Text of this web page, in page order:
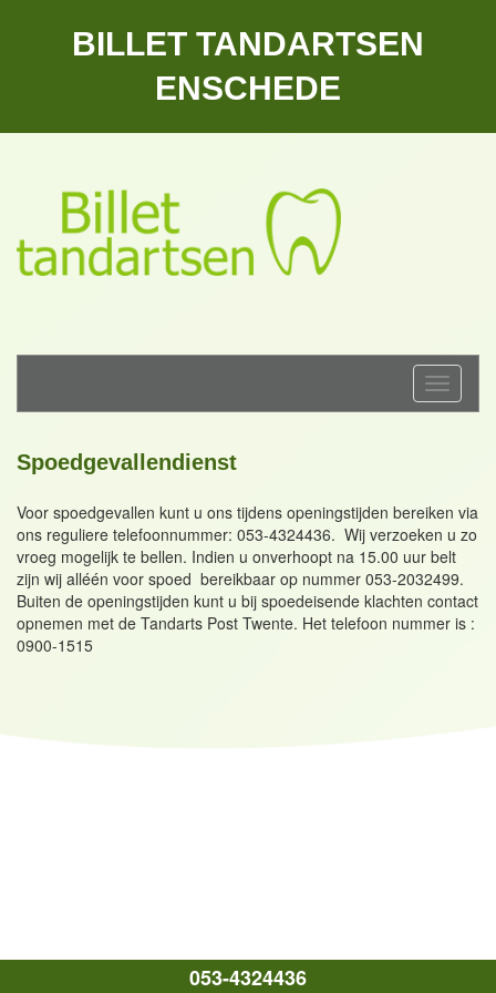
BILLET TANDARTSEN
ENSCHEDE
Toggle
Spoedgevallendienst
Voor spoedgevallen kunt u ons tijdens openingstijden bereiken via
ons reguliere telefoonnummer: 053-4324436. Wij verzoeken u zo
vroeg mogelijk te bellen. Indien u onverhoopt na 15.00 uur belt
zijn wij alléén voor spoed bereikbaar op nummer 053-2032499.
Buiten de openingstijden kunt u bij spoedeisende klachten contact
opnemen met de Tandarts Post Twente. Het telefoon nummer is :
0900-1515
053-4324436